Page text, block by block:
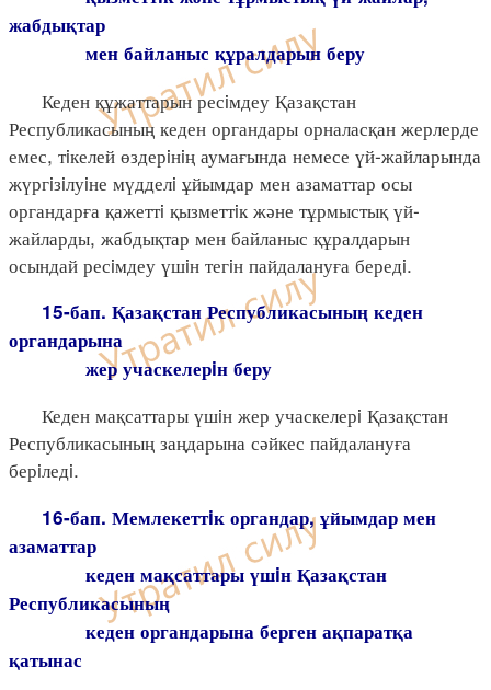
жабдықтар
мен байланыс құралдарын беру
Кеден құжаттарын ресiмдеу Қазақстан
Республикасының кеден органдары орналасқан жерлерде
емес, тiкелей өздерiнiң аумағында немесе үй-жайларында
жүргiзiлуiне мүдделi ұйымдар мен азаматтар осы
органдарға қажеттi қызметтiк және тұрмыстық үй-
жайларды, жабдықтар мен байланыс құралдарын
осындай ресiмдеу үшiн тегiн пайдалануға бередi.
15-бап. Қазақстан Республикасының кеден
органдарына
жер учаскелерiн беру
Кеден мақсаттары үшiн жер учаскелерi Қазақстан
Республикасының заңдарына сәйкес пайдалануға
берiледi.
16-бап. Мемлекеттiк органдар, ұйымдар мен
азаматтар
кеден мақсаттары үшiн Қазақстан
Республикасының
кеден органдарына берген ақпаратқа
қатынас